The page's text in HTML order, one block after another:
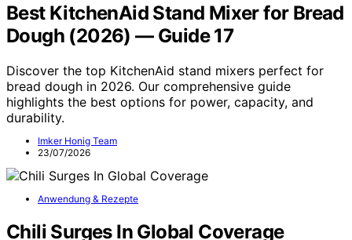
Best KitchenAid Stand Mixer for Bread
Dough (2026) — Guide 17
Discover the top KitchenAid stand mixers perfect for
bread dough in 2026. Our comprehensive guide
highlights the best options for power, capacity, and
durability.
Imker Honig Team
23/07/2026
Anwendung & Rezepte
Chili Surges In Global Coverage